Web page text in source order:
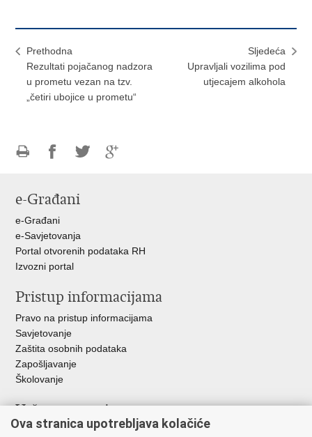
Prethodna
Rezultati pojačanog nadzora
u prometu vezan na tzv.
„četiri ubojice u prometu“
Sljedeća
Upravljali vozilima pod
utjecajem alkohola
FacebookuTwitteru
e-Građani
e-Građani
e-Savjetovanja
Portal otvorenih podataka RH
Izvozni portal
Pristup informacijama
Pravo na pristup informacijama
Savjetovanje
Zaštita osobnih podataka
Zapošljavanje
Školovanje
Važne poveznice
Ministarstvo unutarnjih poslova
Ova stranica upotrebljava kolačiće